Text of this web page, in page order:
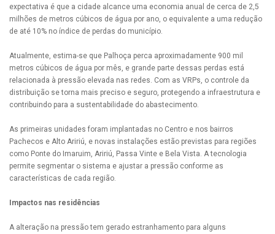
expectativa é que a cidade alcance uma economia anual de cerca de 2,5
milhões de metros cúbicos de água por ano, o equivalente a uma redução
de até 10% no índice de perdas do município.
Atualmente, estima-se que Palhoça perca aproximadamente 900 mil
metros cúbicos de água por mês, e grande parte dessas perdas está
relacionada à pressão elevada nas redes. Com as VRPs, o controle da
distribuição se torna mais preciso e seguro, protegendo a infraestrutura e
contribuindo para a sustentabilidade do abastecimento.
As primeiras unidades foram implantadas no Centro e nos bairros
Pachecos e Alto Aririú, e novas instalações estão previstas para regiões
como Ponte do Imaruim, Aririú, Passa Vinte e Bela Vista. A tecnologia
permite segmentar o sistema e ajustar a pressão conforme as
características de cada região.
Impactos nas residências
A alteração na pressão tem gerado estranhamento para alguns